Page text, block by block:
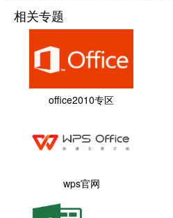
相关专题
office2010专区
wps官网